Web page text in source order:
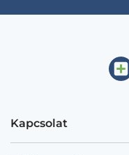
Kapcsolat